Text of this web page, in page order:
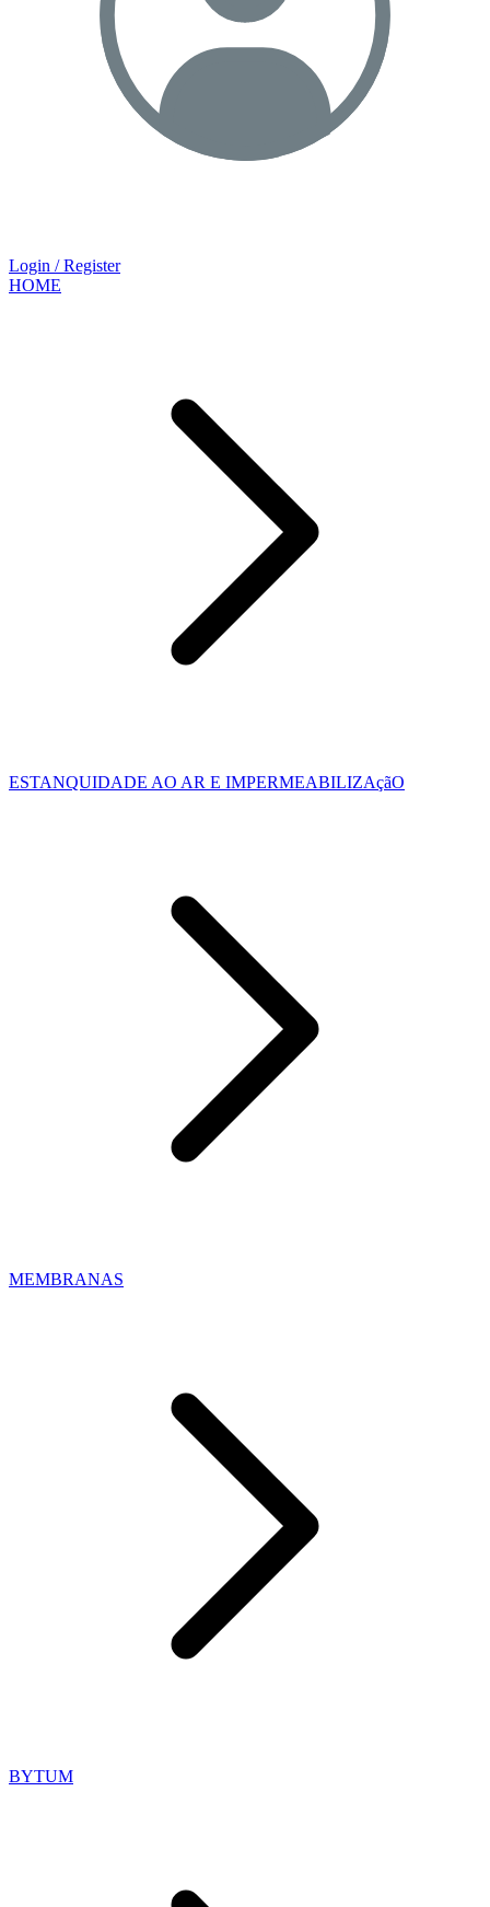
Login / Register
HOME
ESTANQUIDADE AO AR E IMPERMEABILIZAçãO
MEMBRANAS
BYTUM